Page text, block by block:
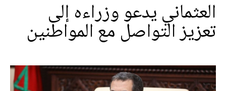
العثماني يدعو وزراءه إلى
تعزيز التواصل مع المواطنين